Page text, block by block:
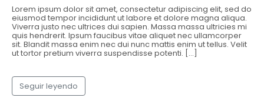
Lorem ipsum dolor sit amet, consectetur adipiscing elit, sed do
eiusmod tempor incididunt ut labore et dolore magna aliqua.
Viverra justo nec ultrices dui sapien. Massa massa ultricies mi
quis hendrerit. Ipsum faucibus vitae aliquet nec ullamcorper
sit. Blandit massa enim nec dui nunc mattis enim ut tellus. Velit
ut tortor pretium viverra suspendisse potenti. […]
Seguir leyendo